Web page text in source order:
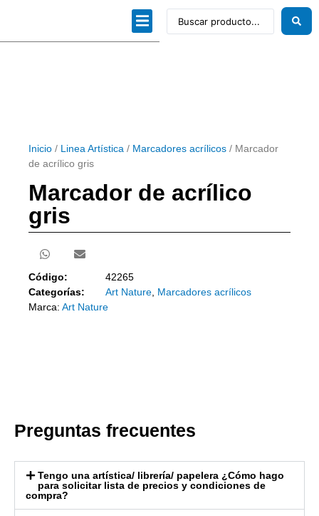
Inicio / Linea Artística / Marcadores acrílicos / Marcador
de acrílico gris
Marcador de acrílico
gris
Código:
42265
Categorías:
Art Nature Marcadores acrílicos
Marca: Art Nature
Preguntas frecuentes
Tengo una artística/ librería/ papelera ¿Cómo hago
para solicitar lista de precios y condiciones de
compra?